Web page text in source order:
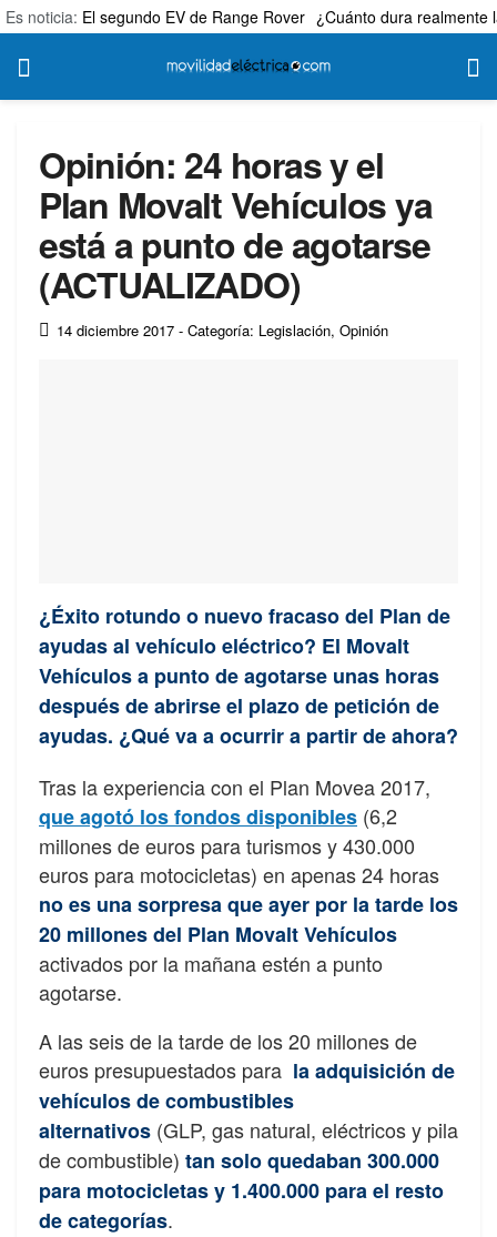
Es noticia: El segundo EV de Range Rover ¿Cuánto dura realmente
Opinión: 24 horas y el
Plan Movalt Vehículos ya
está a punto de agotarse
(ACTUALIZADO)
14 diciembre 2017 - Categoría: Legislación, Opinión
¿Éxito rotundo o nuevo fracaso del Plan de
ayudas al vehículo eléctrico? El Movalt
Vehículos a punto de agotarse unas horas
después de abrirse el plazo de petición de
ayudas. ¿Qué va a ocurrir a partir de ahora?
Tras la experiencia con el Plan Movea 2017,
que agotó los fondos disponibles (6,2
millones de euros para turismos y 430.000
euros para motocicletas) en apenas 24 horas
no es una sorpresa que ayer por la tarde los
20 millones del Plan Movalt Vehículos
activados por la mañana estén a punto
agotarse.
A las seis de la tarde de los 20 millones de
euros presupuestados para la adquisición de
vehículos de combustibles
alternativos (GLP, gas natural, eléctricos y pila
de combustible) tan solo quedaban 300.000
para motocicletas y 1.400.000 para el resto
de categorías.